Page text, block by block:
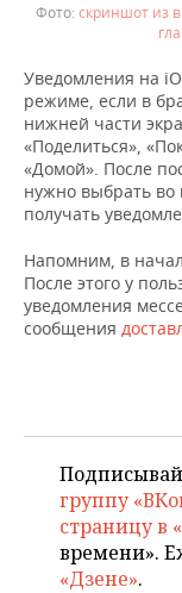
скриншот из
Уведомления на
режиме, если в
нижней части
«Поделиться»,
«Домой». После
нужно выбрать
получать
Напомним, в
После этого у
уведомления
сообщения
группу
страницу в
времени».
«Дзене».